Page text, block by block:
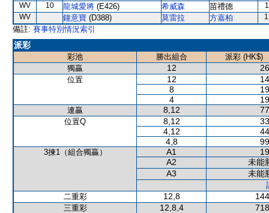
WV
10 龍城愛將 (E426) 希威森 苗禮德
WV
鐘意寶 (D388) 莫雷拉 方嘉柏
備註: 賽事特別情況索引
派彩
彩池 勝出組合
派彩 (HK$)
獨贏
12
位置 12
8
4
連贏 8,12
位置Q 8,12
4,12
4,8
3揀1（組合獨贏） A1
A2
未能
A3
未能
二重彩
12,8
三重彩 12,8,4